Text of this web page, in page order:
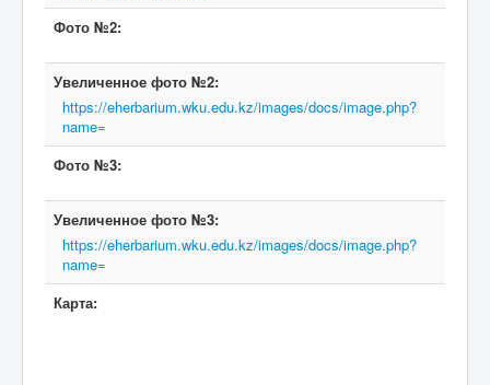
Фото №2:
Увеличенное фото №2:
https://eherbarium.wku.edu.kz/images/docs/image.php?
name=
Фото №3:
Увеличенное фото №3:
https://eherbarium.wku.edu.kz/images/docs/image.php?
name=
Карта: